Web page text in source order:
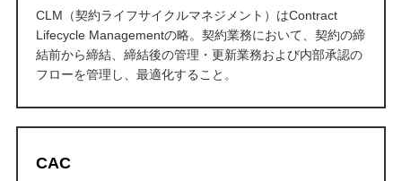
CLM（契約ライフサイクルマネジメント）はContract
Lifecycle Managementの略。契約業務において、契約の締
結前から締結、締結後の管理・更新業務および内部承認の
フローを管理し、最適化すること。
CAC